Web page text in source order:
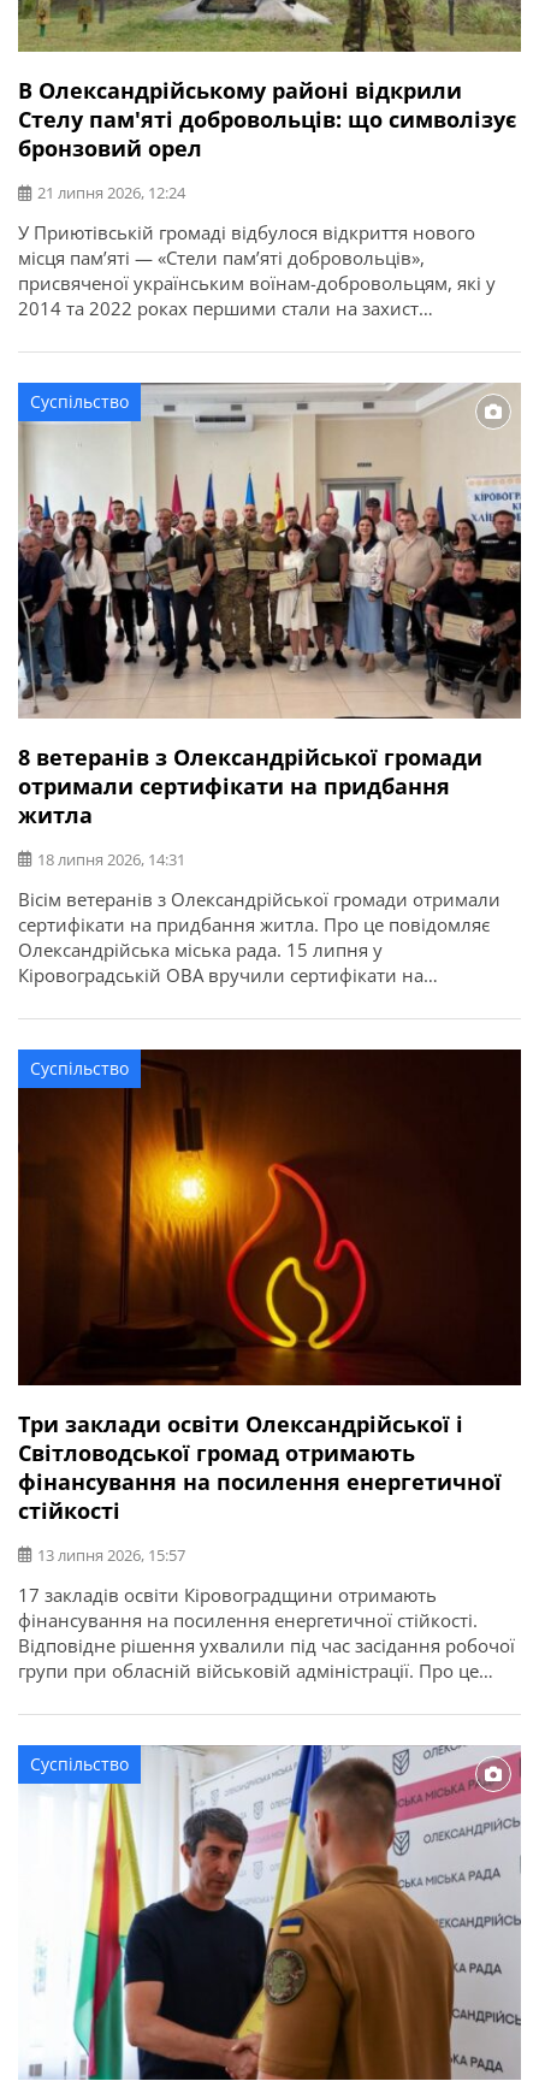
В Олександрійському районі відкрили
Стелу пам'яті добровольців: що символізує
бронзовий орел
21 липня 2026, 12:24
У Приютівській громаді відбулося відкриття нового
місця пам’яті — «Стели пам’яті добровольців»,
присвяченої українським воїнам-добровольцям, які у
2014 та 2022 роках першими стали на захист
України. Про це повідомляє Олександрійська РДА.
Ініціатором створення меморіалу став житель громади,
ветеран, доброволець, учасник антитерористичної
операції та захисник України Ігор Погрібний (позивний
Суспільство
8 ветеранів з Олександрійської громади
отримали сертифікати на придбання
житла
18 липня 2026, 14:31
Вісім ветеранів з Олександрійської громади отримали
сертифікати на придбання житла. Про це повідомляє
Олександрійська міська рада. 15 липня у
Кіровоградській ОВА вручили сертифікати на
межах державної програми. З Олександрійської
громади сертифікати отримали вісім учасників бойових
дій, ветеранів: Валерій Полунін, Володимир Самойлов,
Андрій Радченко, Володимир Каменецький, Михайло
Суспільство
Три заклади освіти Олександрійської і
Світловодської громад отримають
фінансування на посилення енергетичної
стійкості
13 липня 2026, 15:57
17 закладів освіти Кіровоградщини отримають
фінансування на посилення енергетичної стійкості.
Відповідне рішення ухвалили під час засідання робочої
групи при обласній військовій адміністрації. Про це
передбачено 22,7 мільйона гривень освітньої субвенції
з державного бюджету. Кошти спрямують на заходи, які
допоможуть закладам освіти стабільно працювати в
осінньо-зимовий період. Під час відбору враховували
Суспільство